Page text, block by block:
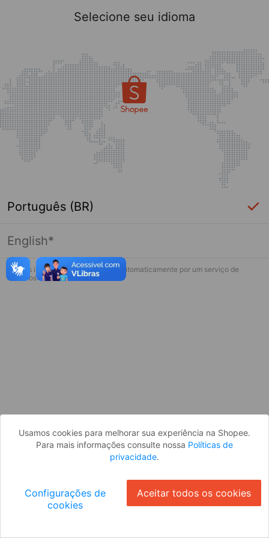
Página indisponível
Desculpe, algo deu errado. Faça login
Selecione seu idioma
Português (BR)
English*
* Esses idiomas serão traduzidos automaticamente por um serviço de
terceiros.
Usamos cookies para melhorar sua experiência na Shopee.
Para mais informações consulte nossa Políticas de
privacidade.
Configurações de
cookies
Aceitar todos os cookies